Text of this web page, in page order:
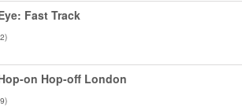
Fast Track
on Hop-off London